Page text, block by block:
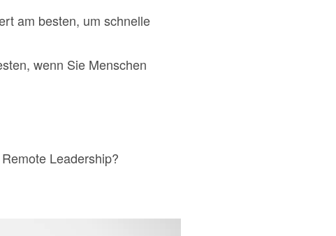
am besten, um schnelle
wenn Sie Menschen
Leadership?